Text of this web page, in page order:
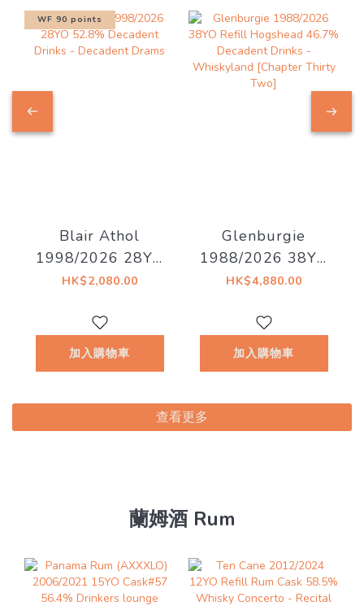
WF 90 points
Blair Athol
1998/2026 28YO
52.8% Decadent
Drams
HK$2,080.00
加入購物車
Glenburgie
1988/2026 38YO
Refill Hogshead
Drinks -
Whiskyland
[Chapter Thirty
HK$4,880.00
加入購物車
查看更多
蘭姆酒 Rum